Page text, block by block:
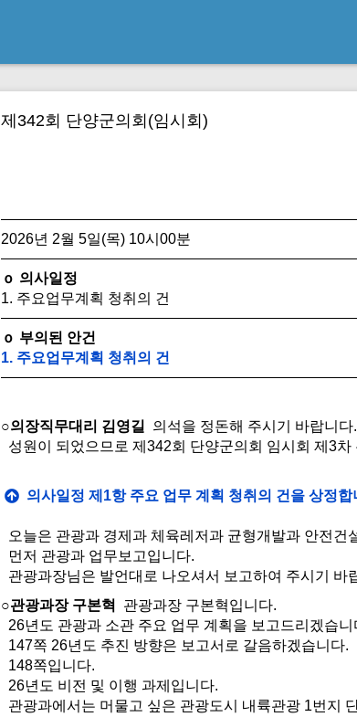
제342회 단양군의회(임시회)
2026년 2월 5일(목) 10시00분
ｏ 의사일정
1. 주요업무계획 청취의 건
ｏ 부의된 안건
1. 주요업무계획 청취의 건
○의장직무대리 김영길
의석을 정돈해 주시기 바랍니다.
성원이 되었으므로 제342회 단양군의회 임시회 제3
의사일정 제1항 주요 업무 계획 청취의 건을 상정합
오늘은 관광과 경제과 체육레저과 균형개발과 안전
먼저 관광과 업무보고입니다.
관광과장님은 발언대로 나오셔서 보고하여 주시기 바
○관광과장 구본혁
관광과장 구본혁입니다.
26년도 관광과 소관 주요 업무 계획을 보고드리겠습니
147쪽 26년도 추진 방향은 보고서로 갈음하겠습니다.
148쪽입니다.
26년도 비전 및 이행 과제입니다.
관광과에서는 머물고 싶은 관광도시 내륙관광 1번지